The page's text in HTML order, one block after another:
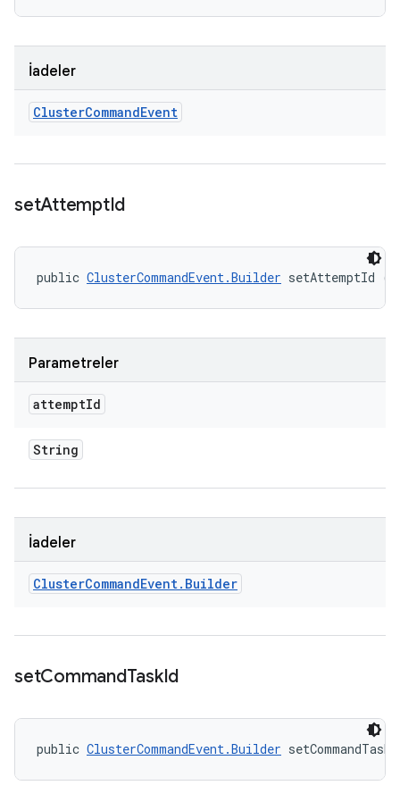
İadeler
ClusterCommandEvent
setAttemptId
public ClusterCommandEvent.Builder setAttemptId
Parametreler
attemptId
String
İadeler
ClusterCommandEvent. Builder
setCommandTaskId
public ClusterCommandEvent.Builder